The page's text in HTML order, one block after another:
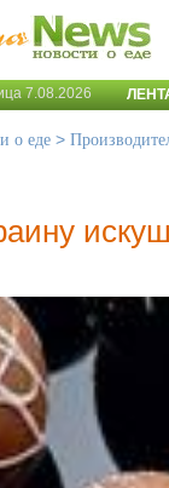
7.08.2026
о еде >